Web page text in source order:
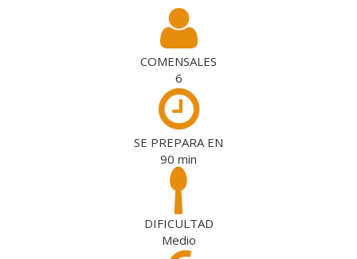
COMENSALES
6
SE PREPARA EN
90 min
DIFICULTAD
Medio